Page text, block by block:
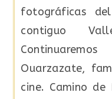
fotográficas
contiguo
Ouarzazate,
cine. Camino